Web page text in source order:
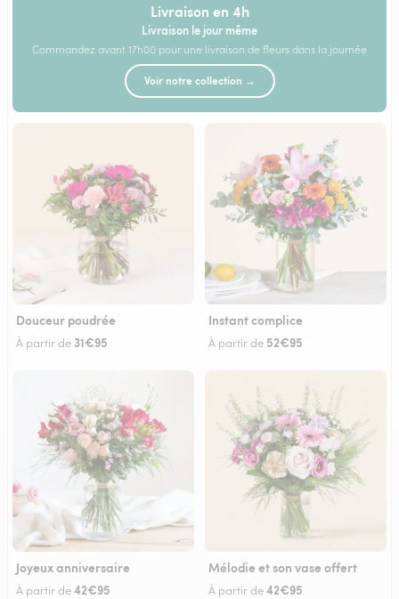
Livraison en 4h
Livraison le jour même
Commandez avant 17h00 pour une livraison de fleurs dans la journée
Voir notre collection →
Douceur poudrée
À partir de 31€95
Instant complice
À partir de 52€95
Joyeux anniversaire
À partir de42€95
Mélodie et son vase offert
À partir de42€95